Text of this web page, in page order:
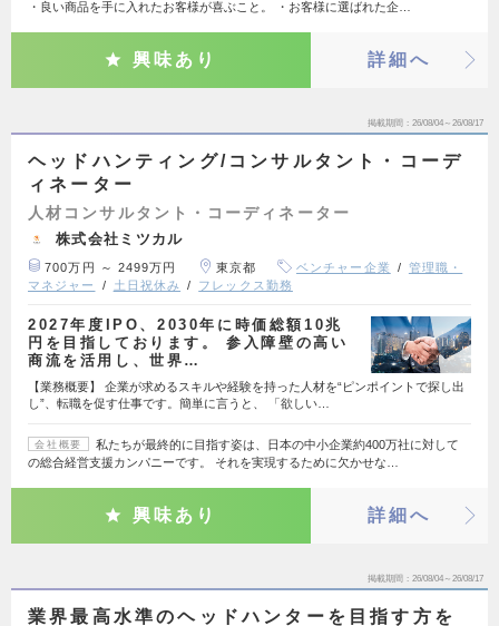
・良い商品を手に入れたお客様が喜ぶこと。 ・お客様に選ばれた企…
興味あり 詳細へ
掲載期間 26/08/04～26/08/17
ヘッドハンティング/コンサルタント・コーデ
ィネーター
人材コンサルタント・コーディネーター
株式会社ミツカル
700万円 ～ 2499万円 東京都 ベンチャー企業
管理職・
マネジャー
土日祝休み フレックス勤務
2027年度IPO、2030年に時価総額10兆
円を目指しております。 参入障壁の高い
商流を活用し、世界…
【業務概要】 企業が求めるスキルや経験を持った人材を“ピンポイントで探し出
し”、転職を促す仕事です。簡単に言うと、 「欲しい…
会社概要
私たちが最終的に目指す姿は、日本の中小企業約400万社に対して
の総合経営支援カンパニーです。 それを実現するために欠かせな…
興味あり 詳細へ
掲載期間 26/08/04～26/08/17
業界最高水準のヘッドハンターを目指す方を